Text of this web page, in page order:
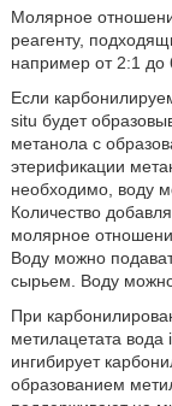
Молярное
реагенту,
например от 2:1 до
Если
situ будет
метанола с
этерификации
необходимо, воду
Количество
молярное
Воду можно
сырьем. Воду можно
При
метилацетата
ингибирует
образованием